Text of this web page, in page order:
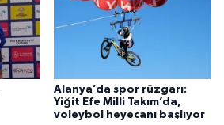
Alanya’da spor rüzgarı:
Yiğit Efe Milli Takım’da,
voleybol heyecanı başlıyor